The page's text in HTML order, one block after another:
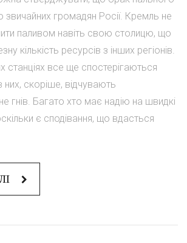
звичайних громадян Росії. Кремль не
паливом навіть свою столицю, що
кількість ресурсів з інших регіонів.
станціях все ще спостерігаються
скоріше, відчувають
гнів. Багато хто має надію на швидкі
є сподівання, що вдасться